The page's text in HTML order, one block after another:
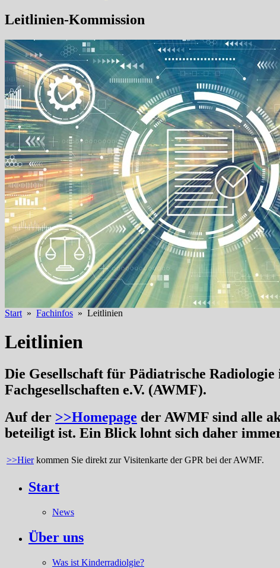
Leitlinien-Kommission
Start » Fachinfos » Leitlinien
Leitlinien
Die Gesellschaft für Pädiatrische
Fachgesellschaften e.V. (AWMF).
Auf der >>Homepage der AWMF sind alle
beteiligt ist. Ein Blick lohnt sich daher
>>Hierkommen Sie direkt zur Visitenkarte der GPR bei der AWMF.
Start
News
Über uns
Was ist Kinderradiolgie?